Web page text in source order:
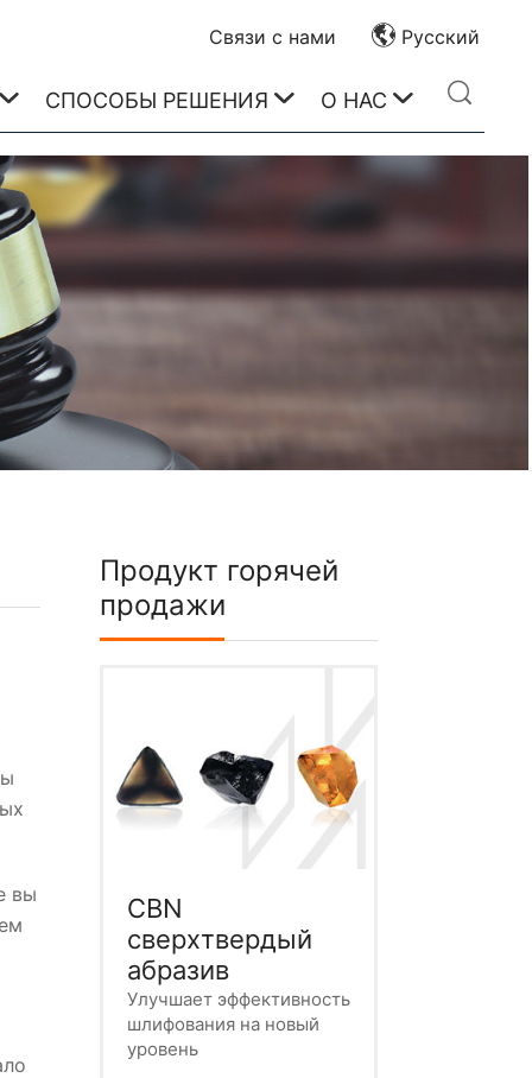
Связи с нами Русский
СПОСОБЫ РЕШЕНИЯ О НАС
вы
Продукт горячей
продажи
CBN
сверхтвердый
абразив
Улучшает эффективность
шлифования на новый
уровень